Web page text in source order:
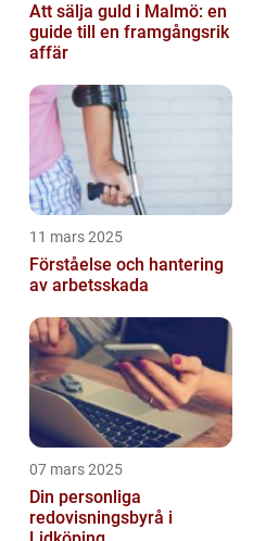
Att sälja guld i Malmö: en
guide till en framgångsrik
affär
11 mars 2025
Förståelse och hantering
av arbetsskada
07 mars 2025
Din personliga
redovisningsbyrå i